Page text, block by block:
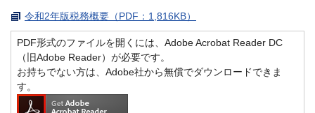
令和2年版税務概要（PDF：1,816KB）
PDF形式のファイルを開くには、Adobe Acrobat Reader DC
（旧Adobe Reader）が必要です。
お持ちでない方は、Adobe社から無償でダウンロードできま
す。